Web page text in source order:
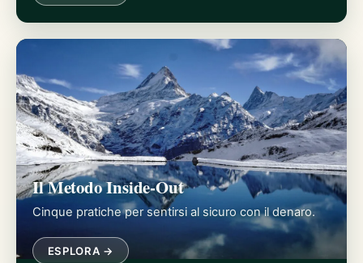
Il Metodo Inside-Out
Cinque pratiche per sentirsi al sicuro con il denaro.
ESPLORA →